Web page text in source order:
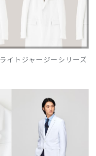
イトジャージーシリーズ